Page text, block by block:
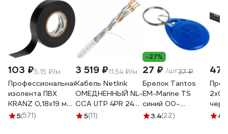
103 ₽5.15 ₽/м
Профессиональная
изолента ПВХ
KRANZ 0,18х19 мм,
20 м, черная KR-
5(571)
3 519 ₽11.54 ₽/м
Кабель Netlink
ОМЕДНЕННЫЙ NL-
CCA UTP 4PR 24
AWG CAT5е 305м
5(11)
-27%
27 ₽ /шт37 ₽
Брелок Tantos
EM-Marine TS
синий 00-
00015695
3.4(22)
4.6